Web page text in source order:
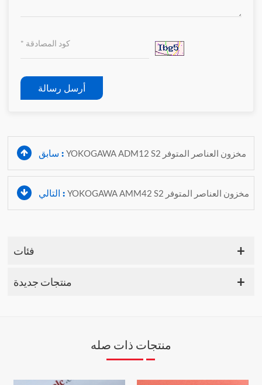
أرسل رسالة
سابق : YOKOGAWA ADM12 S2 مخزون العناصر المتوفر
التالي : YOKOGAWA AMM42 S2 مخزون العناصر المتوفر
فئات
منتجات جديدة
منتجات ذات صله